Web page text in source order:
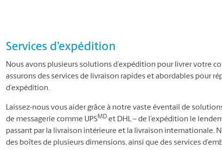
Services d’expédition
Nous avons plusieurs solutions d’expédition pour livrer votre
assurons des services de livraison rapides et abordables pour
d’expédition.
Laissez-nous vous aider grâce à notre vaste éventail de
de messagerie comme UPSMD et DHL – de l’expédition le
passant par la livraison intérieure et la livraison internationale.
des boîtes de plusieurs dimensions, ainsi que des services